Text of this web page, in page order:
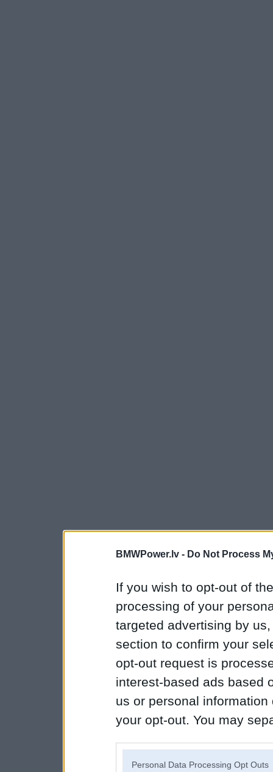
BMWPower.lv - Do Not Process
If you wish to opt-out of
processing of your
targeted advertising by
section to confirm your
opt-out request is
interest-based ads based
us or personal
your opt-out. You may
Personal Data Processing Opt Outs